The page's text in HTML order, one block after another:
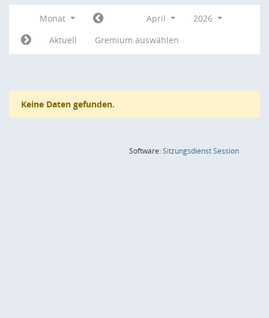
Monat April
2026
Aktuell
Gremium auswählen
Keine Daten gefunden.
Software:SitzungsdienstSession(Wird in